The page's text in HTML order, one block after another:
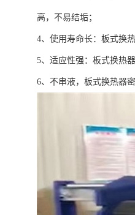
高，不易结垢；
4、使用寿命长：板式换
5、适应性强：板式换热
6、不串液，板式换热器